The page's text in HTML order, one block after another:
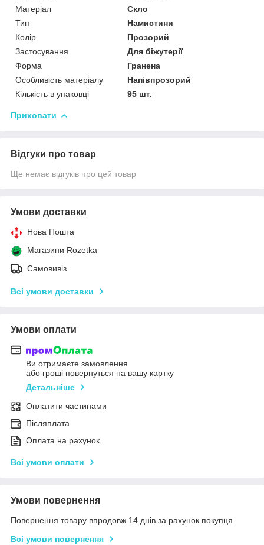
Матеріал
Скло
Тип
Намистини
Колір
Прозорий
Застосування
Для біжутерії
Форма
Гранена
Особливість матеріалу
Напівпрозорий
Кількість в упаковці
95 шт.
Приховати
Відгуки про товар
Ще немає відгуків про цей товар
Умови доставки
Нова Пошта
Магазини Rozetka
Самовивіз
Всі умови доставки
Умови оплати
Ви отримаєте замовлення
або гроші повернуться на вашу картку
Детальніше
Оплатити частинами
Післяплата
Оплата на рахунок
Всі умови оплати
Умови повернення
Повернення товару впродовж 14 днів за рахунок покупця
Всі умови повернення